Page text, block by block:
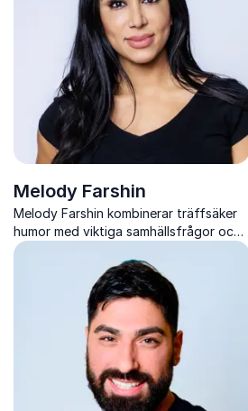
Melody Farshin
Melody Farshin kombinerar träffsäker
humor med viktiga samhällsfrågor och
visar hur skratt kan öppna dörren till
verklig förståelse.